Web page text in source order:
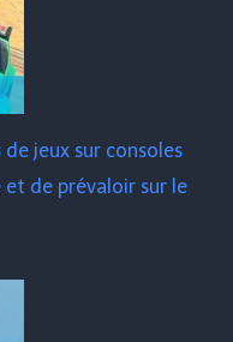
jeux sur consoles
de prévaloir sur le